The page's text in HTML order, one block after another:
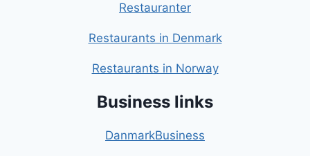
Restauranter
Restaurants in Denmark
Restaurants in Norway
Business links
DanmarkBusiness